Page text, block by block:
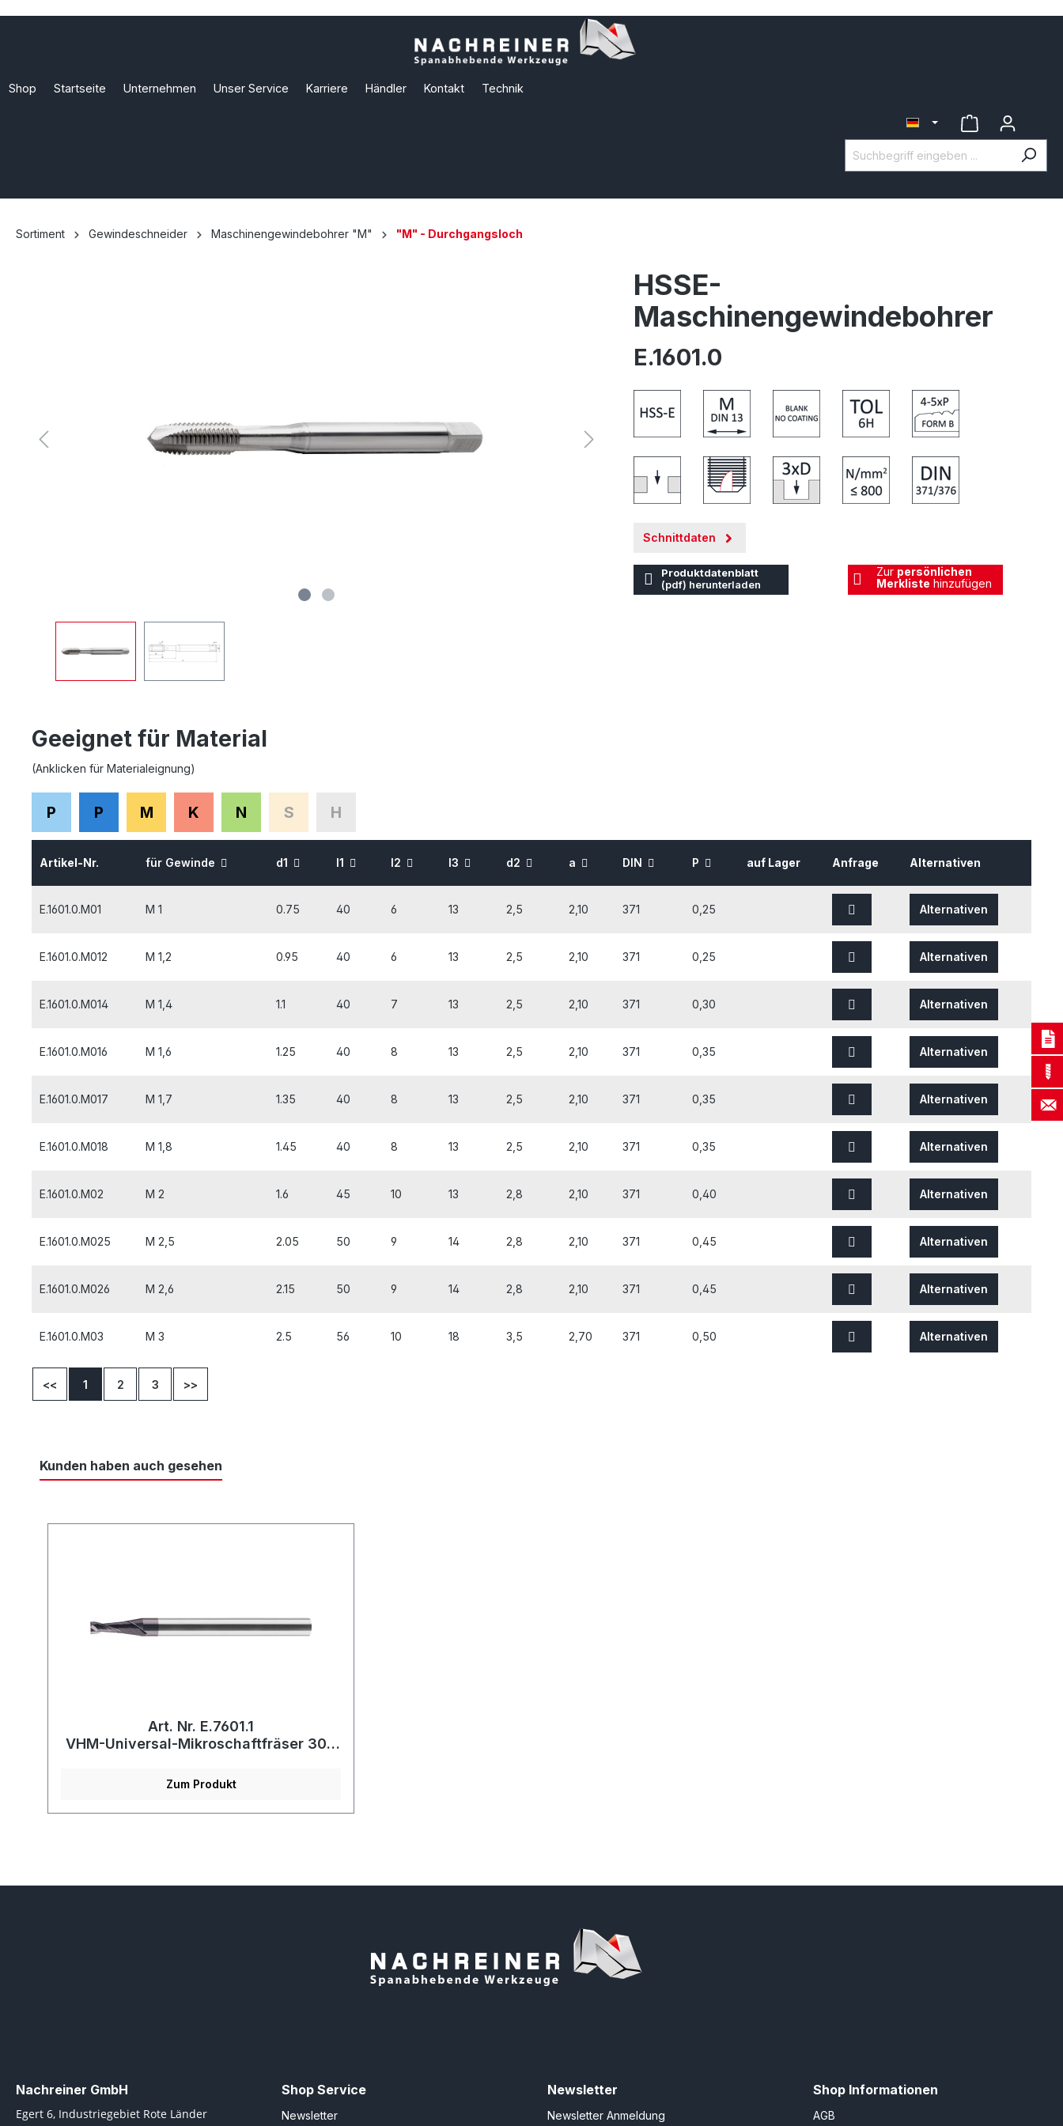
Shop Startseite Unternehmen Unser Service Karriere Händler Kontakt Technik
Sortiment Gewindeschneider Maschinengewindebohrer "M" "M" - Durchgangsloch
HSSE-
Maschinengewindebohrer
E.1601.0
Schnittdaten
Produktdatenblatt
(pdf) herunterladen
Zur persönlichen
Merkliste hinzufügen
Geeignet für Material
(Anklicken für Materialeignung)
P P M K N S H
Artikel-Nr. für Gewinde d1 l1 l2 l3 d2 a DIN P auf Lager Anfrage Alternativen
E.1601.0.M01 M 1 0.75 40 6 13 2,5 2,10 371 0,25 Alternativen
E.1601.0.M012 M 1,2 0.95 40 6 13 2,5 2,10 371 0,25 Alternativen
E.1601.0.M014 M 1,4 1.1 40 7 13 2,5 2,10 371 0,30 Alternativen
E.1601.0.M016 M 1,6 1.25 40 8 13 2,5 2,10 371 0,35 Alternativen
E.1601.0.M017 M 1,7 1.35 40 8 13 2,5 2,10 371 0,35 Alternativen
E.1601.0.M018 M 1,8 1.45 40 8 13 2,5 2,10 371 0,35 Alternativen
E.1601.0.M02 M 2 1.6 45 10 13 2,8 2,10 371 0,40 Alternativen
E.1601.0.M025 M 2,5 2.05 50 9 14 2,8 2,10 371 0,45 Alternativen
E.1601.0.M026 M 2,6 2.15 50 9 14 2,8 2,10 371 0,45 Alternativen
E.1601.0.M03 M 3 2.5 56 10 18 3,5 2,70 371 0,50 Alternativen
<< 1 2 3 >>
Kunden haben auch gesehen
Art. Nr. E.7601.1
VHM-Universal-Mikroschaftfräser 30°,
Zum Produkt
Nachreiner GmbH
Egert 6, Industriegebiet Rote Länder
Shop Service
Newsletter
Newsletter
Newsletter Anmeldung
Shop Informationen
AGB